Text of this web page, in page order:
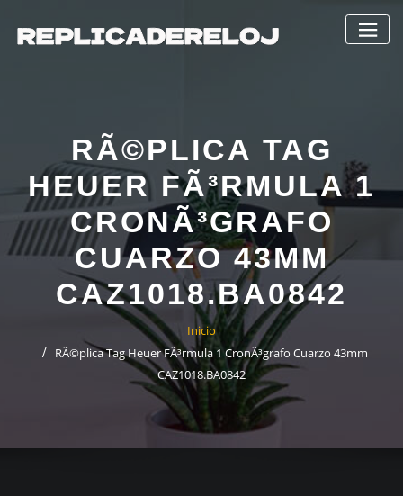
contenido
RÃ©PLICA TAG
HEUER FÃ³RMULA 1
CRONÃ³GRAFO
CUARZO 43MM
CAZ1018.BA0842
Inicio
RÃ©plica Tag Heuer FÃ³rmula 1 CronÃ³grafo Cuarzo 43mm
CAZ1018.BA0842